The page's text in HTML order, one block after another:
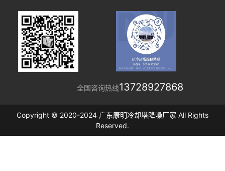
全国咨询热线13728927868
Copyright © 2020-2024 广东康明冷却塔降噪厂家 All Rights
Reserved.